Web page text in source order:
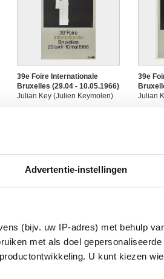
Advertentie-instellingen
(bijv. uw IP-adres) met behulp
met als doel
U kunt kiezen
39e Foire Internationale
Bruxelles (29.04 - 10.05.1966)
Julian Key (Julien Keymolen)
39e
Julian
41e Foire Internationale
Bruxelles (20.04 - 01.05.1968)
Julian Key (Julien Keymolen)
41e
Julian